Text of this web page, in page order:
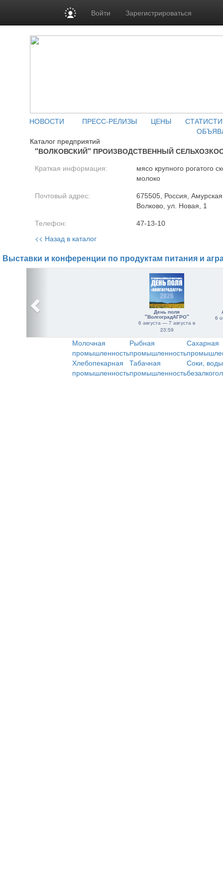
Войти Зарегистрироваться
НОВОСТИ ПРЕСС-РЕЛИЗЫ ЦЕНЫ
Каталог предприятий
"ВОЛКОВСКИЙ" ПРОИЗВОДСТВЕННЫЙ
Краткая информация:
мясо крупного рогатого
молоко
Почтовый адрес:
675505, Россия,
Волково, ул. Новая, 1
Телефон: 47-13-10
<< Назад в каталог
Выставки и конференции по продуктам питания и
День поля
"ВолгоградАГРО"
6 августа — 7 августа в
23:59
6
Молочная
промышленность
Рыбная
промышленность
Сахарная
Хлебопекарная
промышленность
Табачная
промышленность
Соки,